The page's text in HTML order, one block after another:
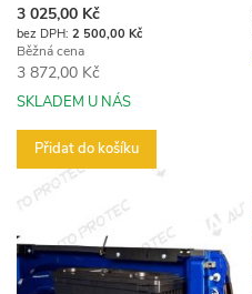
Akční
cena
3 025,00 Kč
2 500,00 Kč
Běžná cena
3 872,00 Kč
SKLADEM U NÁS
Přidat do košíku